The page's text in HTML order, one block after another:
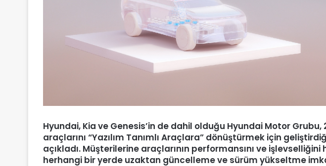
Hyundai, Kia ve Genesis’in de dahil olduğu Hyundai Motor Grubu,
araçlarını “Yazılım Tanımlı Araçlara” dönüştürmek için
açıkladı. Müşterilerine araçlarının performansını ve
herhangi bir yerde uzaktan güncelleme ve sürüm yükseltme